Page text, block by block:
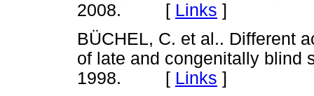
2008. [ Links ]
BÜCHEL, C. et al.. Different
of late and congenitally blind
1998. [ Links ]